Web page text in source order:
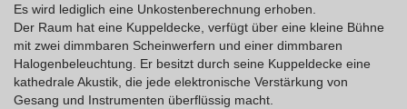
Es wird lediglich eine Unkostenberechnung erhoben.
Der Raum hat eine Kuppeldecke, verfügt über eine kleine Bühne
mit zwei dimmbaren Scheinwerfern und einer dimmbaren
Halogenbeleuchtung. Er besitzt durch seine Kuppeldecke eine
kathedrale Akustik, die jede elektronische Verstärkung von
Gesang und Instrumenten überflüssig macht.